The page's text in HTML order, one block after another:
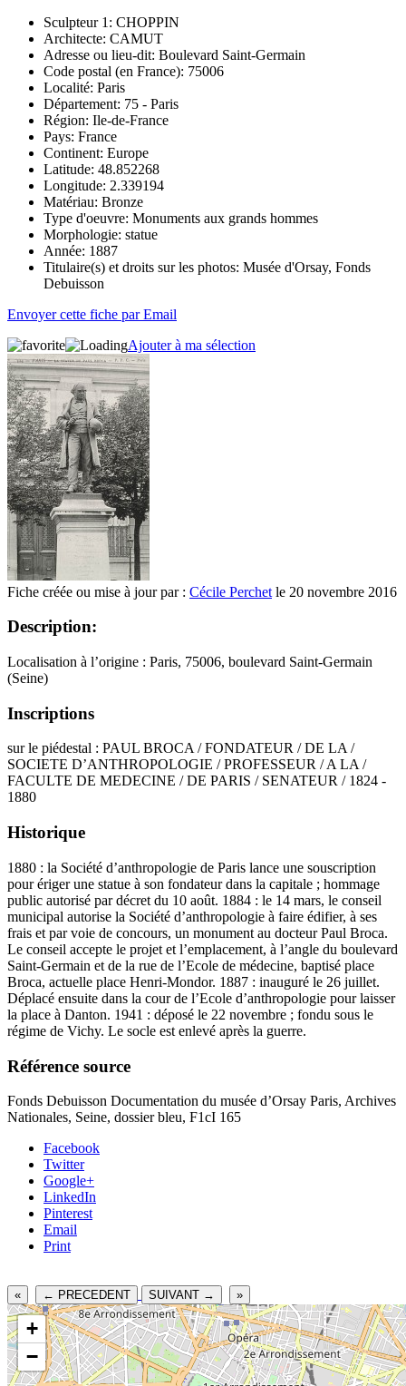
Sculpteur 1: CHOPPIN
Architecte: CAMUT
Adresse ou lieu-dit: Boulevard Saint-Germain
Code postal (en France): 75006
Localité: Paris
Département: 75 - Paris
Région: Ile-de-France
Pays: France
Continent: Europe
Latitude: 48.852268
Longitude: 2.339194
Matériau: Bronze
Type d'oeuvre: Monuments aux grands hommes
Morphologie: statue
Année: 1887
Titulaire(s) et droits sur les photos: Musée d'Orsay, Fonds
Debuisson
Envoyer cette fiche par Email
Ajouter à ma sélection
Fiche créée ou mise à jour par : Cécile Perchet le 20 novembre 2016
Description:
Localisation à l’origine : Paris, 75006, boulevard Saint-Germain
(Seine)
Inscriptions
sur le piédestal : PAUL BROCA / FONDATEUR / DE LA /
SOCIETE D’ANTHROPOLOGIE / PROFESSEUR / A LA /
FACULTE DE MEDECINE / DE PARIS / SENATEUR / 1824 -
1880
Historique
1880 : la Société d’anthropologie de Paris lance une souscription
pour ériger une statue à son fondateur dans la capitale ; hommage
public autorisé par décret du 10 août. 1884 : le 14 mars, le conseil
municipal autorise la Société d’anthropologie à faire édifier, à ses
frais et par voie de concours, un monument au docteur Paul Broca.
Le conseil accepte le projet et l’emplacement, à l’angle du boulevard
Saint-Germain et de la rue de l’Ecole de médecine, baptisé place
Broca, actuelle place Henri-Mondor. 1887 : inauguré le 26 juillet.
Déplacé ensuite dans la cour de l’Ecole d’anthropologie pour laisser
la place à Danton. 1941 : déposé le 22 novembre ; fondu sous le
régime de Vichy. Le socle est enlevé après la guerre.
Référence source
Fonds Debuisson Documentation du musée d’Orsay Paris, Archives
Nationales, Seine, dossier bleu, F1cI 165
Facebook
Twitter
Google+
LinkedIn
Pinterest
Email
Print
« ← PRECEDENT SUIVANT → »
+
−